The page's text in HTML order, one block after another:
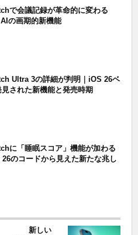
で会議記録が革命的に変わる
の画期的新機能
Ultra 3の詳細が判明｜iOS 26ベ
見された新機能と発売時期
に「睡眠スコア」機能が加わる
のコードから見えた新たな兆し
新しい